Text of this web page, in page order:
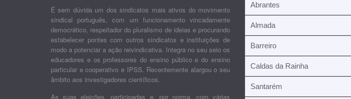
É sem dúvida um dos sindicatos mais ativos do movimento
sindical português, com um funcionamento vincadamente
democrático, respeitador do pluralismo de ideias e procurando
estabelecer pontes com outros sindicatos e instituições de
modo a potenciar a ação reivindicativa. Integra no seu seio os
educadores e os professores do ensino público e do ensino
particular e cooperativo e IPSS. Recentemente alargou o seu
âmbito aos investigadores científicos.
As suas eleições, participadas e, por norma, com várias
Abrantes
Almada
Barreiro
Caldas da Rainha
Santarém